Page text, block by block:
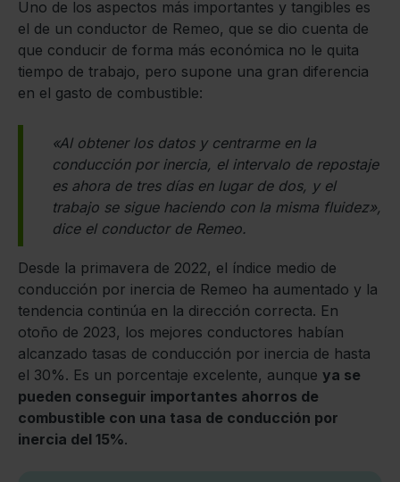
Uno de los aspectos más importantes y tangibles es
el de un conductor de Remeo, que se dio cuenta de
que conducir de forma más económica no le quita
tiempo de trabajo, pero supone una gran diferencia
en el gasto de combustible:
«Al obtener los datos y centrarme en la
conducción por inercia, el intervalo de repostaje
es ahora de tres días en lugar de dos, y el
trabajo se sigue haciendo con la misma fluidez»,
dice el conductor de Remeo.
Desde la primavera de 2022, el índice medio de
conducción por inercia de Remeo ha aumentado y la
tendencia continúa en la dirección correcta. En
otoño de 2023, los mejores conductores habían
alcanzado tasas de conducción por inercia de hasta
el 30%. Es un porcentaje excelente, aunque ya se
pueden conseguir importantes ahorros de
combustible con una tasa de conducción por
inercia del 15%.